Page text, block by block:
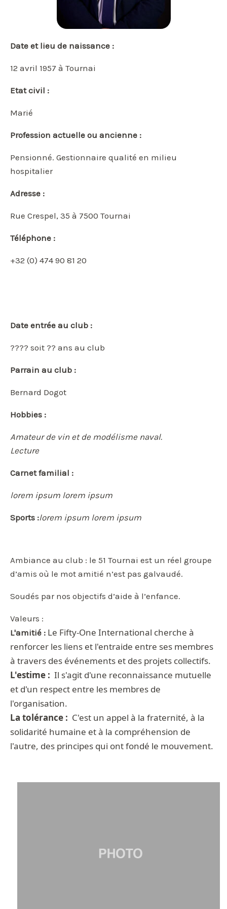
Date et lieu de naissance :
12 avril 1957 à Tournai
Etat civil :
Marié
Profession actuelle ou ancienne :
Pensionné. Gestionnaire qualité en milieu
hospitalier
Adresse :
Rue Crespel, 35 à 7500 Tournai
Téléphone :
+32 (0) 474 90 81 20
Date entrée au club :
???? soit ?? ans au club
Parrain au club :
Bernard Dogot
Hobbies :
Amateur de vin et de modélisme naval.
Lecture
Carnet familial :
lorem ipsum lorem ipsum
Sports :lorem ipsum lorem ipsum
Ambiance au club : le 51 Tournai est un réel groupe
d’amis où le mot amitié n’est pas galvaudé.
Soudés par nos objectifs d’aide à l’enfance.
Valeurs :
L'amitié : Le Fifty-One International cherche à
renforcer les liens et l'entraide entre ses membres
à travers des événements et des projets collectifs.
L'estime : Il s'agit d'une reconnaissance mutuelle
et d'un respect entre les membres de
l'organisation.
La tolérance : C'est un appel à la fraternité, à la
solidarité humaine et à la compréhension de
l'autre, des principes qui ont fondé le mouvement.